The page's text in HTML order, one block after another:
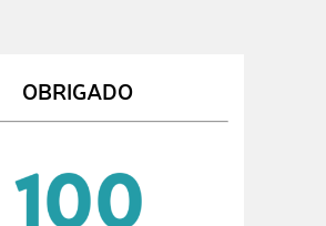
OBRIGADO